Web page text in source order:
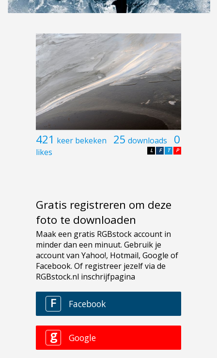
421 keer bekeken 25 downloads 0
likes P
T
F
L
Gratis registreren om deze
foto te downloaden